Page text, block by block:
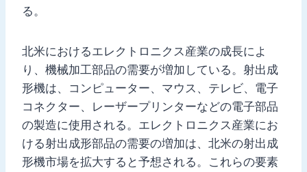
る。
北米におけるエレクトロニクス産業の成長によ
り、機械加工部品の需要が増加している。射出成
形機は、コンピューター、マウス、テレビ、電子
コネクター、レーザープリンターなどの電子部品
の製造に使用される。エレクトロニクス産業にお
ける射出成形部品の需要の増加は、北米の射出成
形機市場を拡大すると予想される。これらの要素